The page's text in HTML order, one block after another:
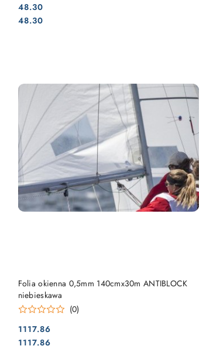
Cena:
48.30
Cena:
48.30
Folia okienna 0,5mm 140cmx30m ANTIBLOCK
niebieskawa
(0)
Cena:
1117.86
Cena:
1117.86
PRODUKT NIEDOSTĘPNY